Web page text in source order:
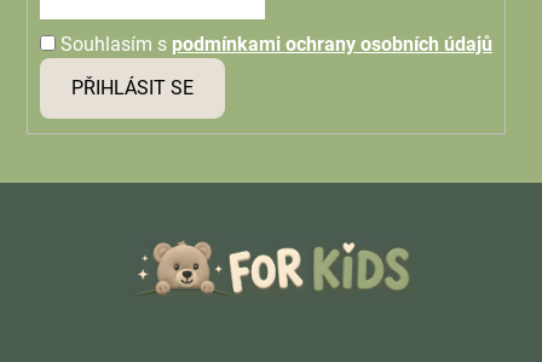
Souhlasím s podmínkami ochrany osobních údajů
PŘIHLÁSIT SE